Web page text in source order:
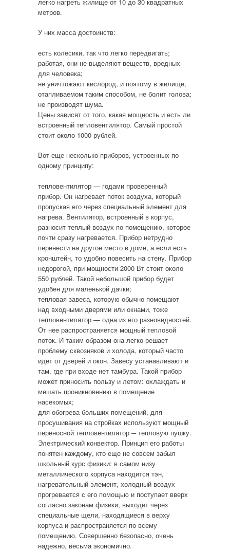
метров.
У них масса достоинств:
есть колесики, так что легко передвигать;
работая, они не выделяют веществ, вредных
для человека;
не уничтожают кислород, и поэтому в жилище,
отапливаемом таким способом, не болит голова;
не производят шума.
Цены зависят от того, какая мощность и есть ли
встроенный тепловентилятор. Самый простой
стоит около 1000 рублей.
Вот еще несколько приборов, устроенных по
одному принципу:
тепловентилятор — годами проверенный
прибор. Он нагревает поток воздуха, который
пропуская его через специальный элемент для
нагрева. Вентилятор, встроенный в корпус,
разносит теплый воздух по помещению, которое
почти сразу нагревается. Прибор нетрудно
перенести на другое место в доме, а если есть
кронштейн, то удобно повесить на стену. Прибор
недорогой, при мощности 2000 Вт стоит около
550 рублей. Такой небольшой прибор будет
удобен для маленькой дачки;
тепловая завеса, которую обычно помещают
над входными дверями или окнами, тоже
тепловентилятор — одна из его разновидностей.
От нее распространяется мощный тепловой
поток. И таким образом она легко решает
проблему сквозняков и холода, который часто
идет от дверей и окон. Завесу устанавливают и
там, где при входе нет тамбура. Такой прибор
может приносить пользу и летом: охлаждать и
мешать проникновению в помещение
насекомых;
для обогрева больших помещений, для
просушивания на стройках используют мощный
переносной тепловентилятор ─ тепловую пушку.
Электрический конвектор. Принцип его работы
понятен каждому, кто еще не совсем забыл
школьный курс физики: в самом низу
металлического корпуса находится тэн,
нагревательный элемент, холодный воздух
прогревается с его помощью и поступает вверх
согласно законам физики, выходит через
специальные щели, находящиеся в верху
корпуса и распространяется по всему
помещению. Совершенно безопасно, очень
надежно, весьма экономично.